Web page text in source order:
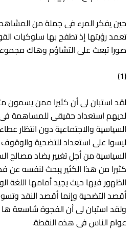
حين يفكر المرء فى جملة من
تعمد رؤيتها إذ تطفح بها سلوكيات
صورا تبعث على التشاؤم وهاك
(1)
لقد استبان لى أن كثيرا ممن يسمون
لديهم استعداد حقيقى للمساهمة فى
السياسية والاجتماعية دون انتظار
ليسوا على استعداد للتضحية
السياسية من أجل تغيير يضاد مصالح
كثيرا من هذا الكثير يبحث لنفسه عن
الظهور فيها حيث يجيد أمامها اللغة
أقصد التضحية وإنما أقصد النقد
ولقد استبان لى أن الفجوة شاسعة ها
عوام الناس فى هذه النقطة.